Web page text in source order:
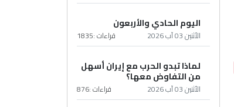
اليوم الحادي والأربعون
الأثنين 03 آب 2026 قراءات :1835
لماذا تبدو الحرب مع إيران أسهل
من التفاوض معها؟
الأثنين 03 آب 2026 قراءات :876